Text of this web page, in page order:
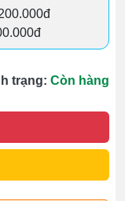
trạng: Còn hàng